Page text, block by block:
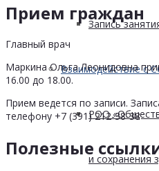
Запись
Взаимодействие с
РОО
и сохранения
Прием граждан
Главный врач
Маркина Ольга Леонидовна
16.00 до 18.00.
Прием ведется по записи.
телефону +7 (391) 212-38-38
Полезные